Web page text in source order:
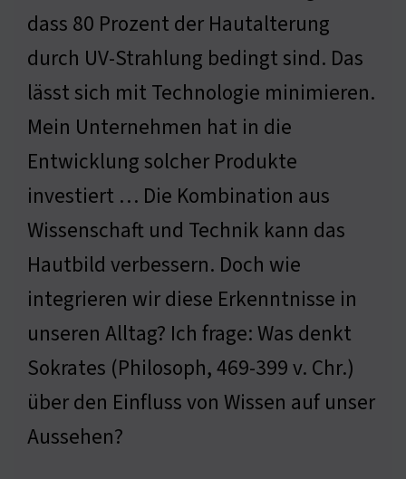
dass 80 Prozent der Hautalterung
durch UV-Strahlung bedingt sind. Das
lässt sich mit Technologie minimieren.
Mein Unternehmen hat in die
Entwicklung solcher Produkte
investiert … Die Kombination aus
Wissenschaft und Technik kann das
Hautbild verbessern. Doch wie
integrieren wir diese Erkenntnisse in
unseren Alltag? Ich frage: Was denkt
Sokrates (Philosoph, 469-399 v. Chr.)
über den Einfluss von Wissen auf unser
Aussehen?